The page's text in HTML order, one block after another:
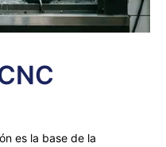
es la base de la